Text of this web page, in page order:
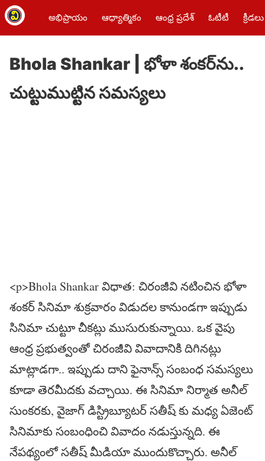
అభిప్రాయం ఆధ్యాత్మికం ఆంధ్ర ప్రదేశ్ ఓటీటీ క్రీడలు
Bhola Shankar | భోళా శంకర్‌ను..
చుట్టుముట్టిన సమస్యలు
<p>Bhola Shankar విధాత‌: చిరంజీవి నటించిన భోళా
శంకర్ సినిమా శుక్రవారం విడుదల కానుండగా ఇప్పుడు
సినిమా చుట్టూ చీకట్లు ముసురుకున్నాయి. ఒక వైపు
ఆంధ్ర ప్రభుత్వంతో చిరంజీవి వివాదానికి దిగినట్లు
మాట్లాడగా.. ఇప్పుడు దాని ఫైనాన్స్ సంబంధ సమస్యలు
కూడా తెరమీదకు వచ్చాయి. ఈ సినిమా నిర్మాత అనీల్
సుంకరకు, వైజాగ్ డిస్ట్రిబ్యూటర్ సతీష్ కు మధ్య ఏజెంట్
సినిమాకు సంబంధించి వివాదం నడుస్తున్నది. ఈ
నేపథ్యంలో సతీష్ మీడియా ముందుకొచ్చారు. అనీల్